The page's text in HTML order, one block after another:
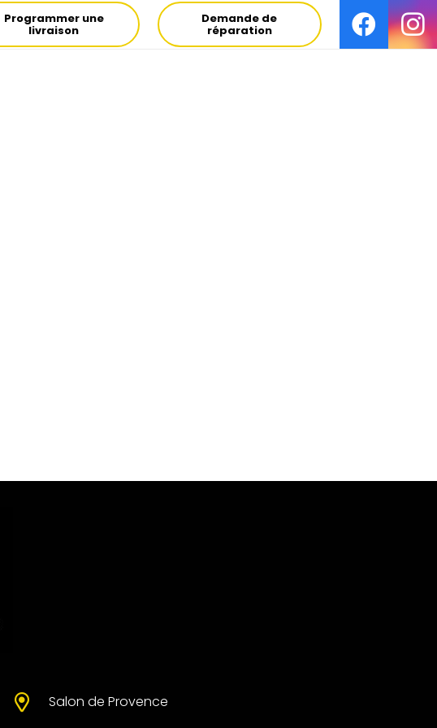
Programmer une
livraison
Demande de
réparation
Salon de Provence